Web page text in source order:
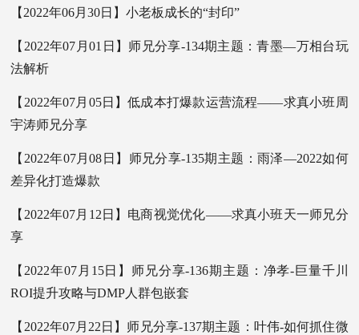
【2022年06月30日】小老板成长的“封印”
【2022年07月01日】师兄分享-134期主题：青墨—万相台玩
法解析
【2022年07月05日】低成本打爆款运营流程——求真小班周
宇涛师兄分享
【2022年07月08日】师兄分享-135期主题：雨泽—2022如何
差异化打造爆款
【2022年07月12日】电商视觉优化——求真小班天一师兄分
享
【2022年07月15日】师兄分享-136期主题：净孝-巨量千川
ROI提升攻略与DMP人群包嵌套
【2022年07月22日】师兄分享-137期主题：叶伟-如何抓住微